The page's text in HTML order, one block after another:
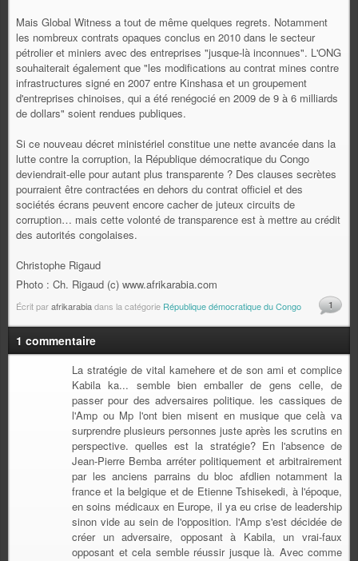
Mais Global Witness a tout de même quelques regrets. Notamment
les nombreux contrats opaques conclus en 2010 dans le secteur
pétrolier et miniers avec des entreprises "jusque-là inconnues". L'ONG
souhaiterait également que "les modifications au contrat mines contre
infrastructures signé en 2007 entre Kinshasa et un groupement
d'entreprises chinoises, qui a été renégocié en 2009 de 9 à 6 milliards
de dollars" soient rendues publiques.
Si ce nouveau décret ministériel constitue une nette avancée dans la
lutte contre la corruption, la République démocratique du Congo
deviendrait-elle pour autant plus transparente ? Des clauses secrètes
pourraient être contractées en dehors du contrat officiel et des
sociétés écrans peuvent encore cacher de juteux circuits de
corruption… mais cette volonté de transparence est à mettre au crédit
des autorités congolaises.
Christophe Rigaud
Photo : Ch. Rigaud (c) www.afrikarabia.com
Écrit parafrikarabiadans la catégorie République démocratique du Congo 1
1 commentaire
La stratégie de vital kamehere et de son ami et complice
Kabila ka... semble bien emballer de gens celle, de
passer pour des adversaires politique. les cassiques de
l'Amp ou Mp l'ont bien misent en musique que celà va
surprendre plusieurs personnes juste après les scrutins en
perspective. quelles est la stratégie? En l'absence de
Jean-Pierre Bemba arréter politiquement et arbitrairement
par les anciens parrains du bloc afdlien notamment la
france et la belgique et de Etienne Tshisekedi, à l'époque,
en soins médicaux en Europe, il ya eu crise de leadership
sinon vide au sein de l'opposition. l'Amp s'est décidée de
créer un adversaire, opposant à Kabila, un vrai-faux
opposant et cela semble réussir jusque là. Avec comme